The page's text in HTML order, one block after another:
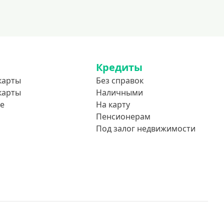
Кредиты
Без справок
Наличными
На карту
Пенсионерам
Под залог недвижимости